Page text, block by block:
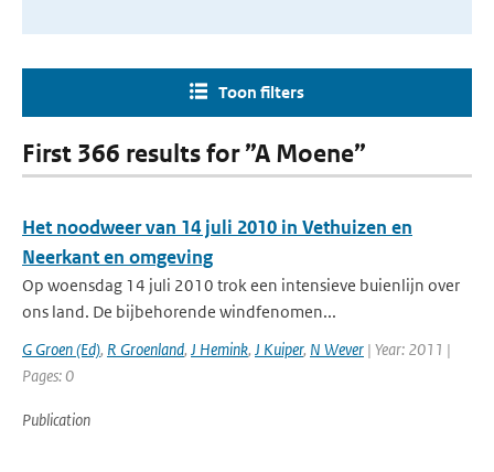
Toon filters
First 366 results for ”A Moene”
Het noodweer van 14 juli 2010 in Vethuizen en
Neerkant en omgeving
Op woensdag 14 juli 2010 trok een intensieve buienlijn over
ons land. De bijbehorende windfenomen...
G Groen (Ed), R Groenland, J Hemink, J Kuiper, N Wever | Year: 2011 |
Pages: 0
Publication